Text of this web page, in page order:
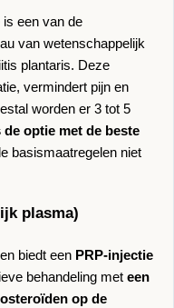
is een van de
van wetenschappelijk
plantaris. Deze
vermindert pijn en
worden er 3 tot 5
de optie met de beste
basismaatregelen niet
plasma)
biedt een PRP-injectie
behandeling met een
op de